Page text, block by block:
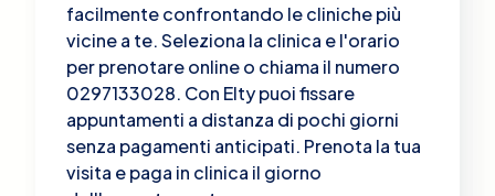
facilmente confrontando le cliniche più
vicine a te. Seleziona la clinica e l'orario
per prenotare online o chiama il numero
0297133028. Con Elty puoi fissare
appuntamenti a distanza di pochi giorni
senza pagamenti anticipati. Prenota la tua
visita e paga in clinica il giorno